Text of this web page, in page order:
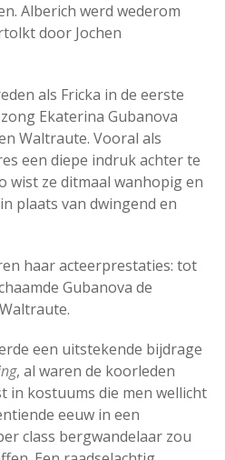
Alberich werd wederom
door Jochen
als Fricka in de eerste
Ekaterina Gubanova
Waltraute. Vooral als
een diepe indruk achter te
wist ze ditmaal wanhopig en
plaats van dwingend en
haar acteerprestaties: tot
Gubanova de
een uitstekende bijdrage
, al waren de koorleden
in kostuums die men wellicht
eeuw in een
class bergwandelaar zou